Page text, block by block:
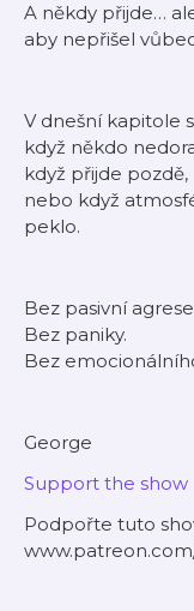
A někdy přijde…
aby nepřišel
V dnešní kapitole
když někdo
když přijde pozdě,
nebo když
peklo.
Bez pasivní
Bez paniky.
Bez
George
Support the show
Podpořte tuto